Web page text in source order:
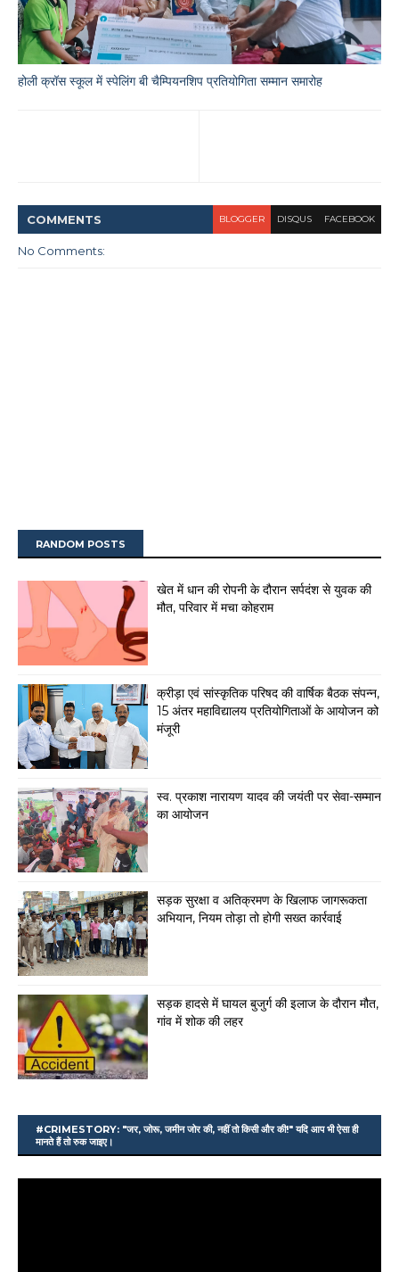
होली क्रॉस स्कूल में स्पेलिंग बी चैम्पियनशिप प्रतियोगिता सम्मान समारोह
COMMENTS BLOGGER DISQUS FACEBOOK
No Comments:
RANDOM POSTS
खेत में धान की रोपनी के दौरान सर्पदंश से युवक की
मौत, परिवार में मचा कोहराम
क्रीड़ा एवं सांस्कृतिक परिषद की वार्षिक बैठक संपन्न,
15 अंतर महाविद्यालय प्रतियोगिताओं के आयोजन को
मंजूरी
स्व. प्रकाश नारायण यादव की जयंती पर सेवा-सम्मान
का आयोजन
सड़क सुरक्षा व अतिक्रमण के खिलाफ जागरूकता
अभियान, नियम तोड़ा तो होगी सख्त कार्रवाई
सड़क हादसे में घायल बुजुर्ग की इलाज के दौरान मौत,
गांव में शोक की लहर
#CRIMESTORY: "जर, जोरू, जमीन जोर की, नहीं तो किसी और की!" यदि आप भी ऐसा ही
मानते हैं तो रुक जाइए।